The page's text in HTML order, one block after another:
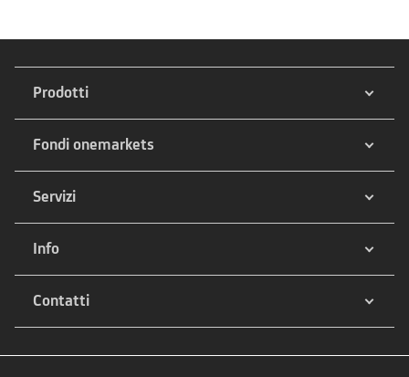
Prodotti
Fondi onemarkets
Servizi
Info
Contatti